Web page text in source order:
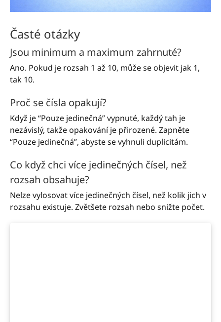
Časté otázky
Jsou minimum a maximum zahrnuté?
Ano. Pokud je rozsah 1 až 10, může se objevit jak 1,
tak 10.
Proč se čísla opakují?
Když je “Pouze jedinečná” vypnuté, každý tah je
nezávislý, takže opakování je přirozené. Zapněte
“Pouze jedinečná”, abyste se vyhnuli duplicitám.
Co když chci více jedinečných čísel, než
rozsah obsahuje?
Nelze vylosovat více jedinečných čísel, než kolik jich v
rozsahu existuje. Zvětšete rozsah nebo snižte počet.